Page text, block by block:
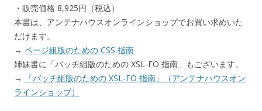
・販売価格 8,925円（税込）
本書は、アンテナハウスオンラインショップでお買い求めいた
だけます。
→ ページ組版のための CSS 指南
姉妹書に「バッチ組版のための XSL-FO 指南」もございます。
→
「バッチ組版のための XSL-FO 指南」（アンテナハウスオン
ラインショップ）